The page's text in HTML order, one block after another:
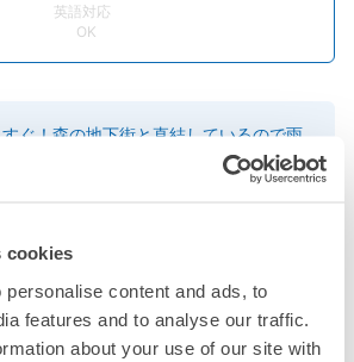
cookies
content and ads, to
features and to analyse our traffic.
about your use of our site with
英語対応
OK
ぐ！森の地下街と直結しているので雨
ることなく気軽にお立ち寄りいただけま
近な趣味・暮らしの本を中心に、ジュン